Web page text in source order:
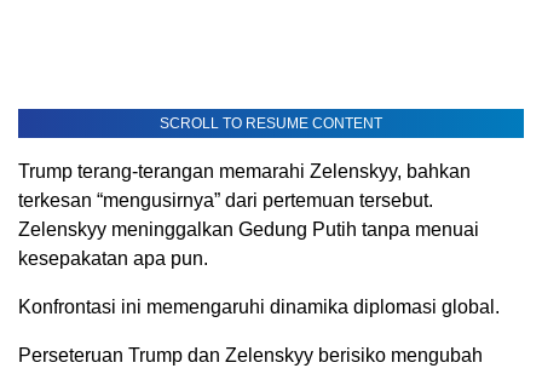
SCROLL TO RESUME CONTENT
Trump terang-terangan memarahi Zelenskyy, bahkan
terkesan “mengusirnya” dari pertemuan tersebut.
Zelenskyy meninggalkan Gedung Putih tanpa menuai
kesepakatan apa pun.
Konfrontasi ini memengaruhi dinamika diplomasi global.
Perseteruan Trump dan Zelenskyy berisiko mengubah